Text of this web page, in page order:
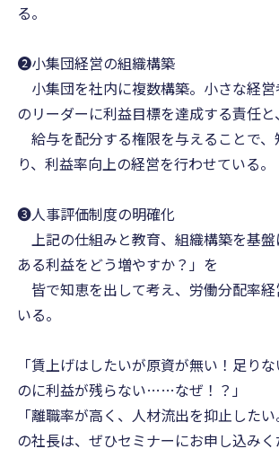
る。
❷小集団経営の組織構築
小集団を社内に複数構築。小さな経
のリーダーに利益目標を達成する責任と、
給与を配分する権限を与えることで
り、利益率向上の経営を行わせている。
❸人事評価制度の明確化
上記の仕組みと教育、組織構築を基
ある利益をどう増やすか？」を
皆で知恵を出して考え、労働分配率
いる。
「賃上げはしたいが原資が無い！足り
のに利益が残らない……なぜ！？」
「離職率が高く、人材流出を抑止した
の社長は、ぜひセミナーにお申し込みく